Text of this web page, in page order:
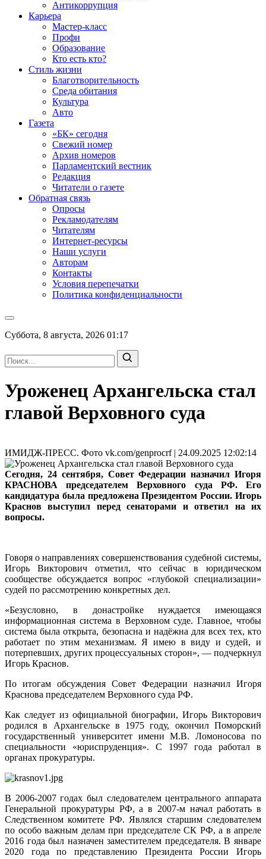
Антикоррупция
Карьера
Мастер-класс
Профи
Образование
Кто есть кто?
Стиль жизни
Благотворительность
Среда обитания
Культура
Авто
Газета
«БК» сегодня
Свежий номер
Архив номеров
Парламентский вестник
Редакция
Читатели о газете
Обратная связь
Опросы
Рекламодателям
Читателям
Интернет-ресурсы
Наши услуги
Авторам
Контакты
Условия перепечатки
Политика конфиденциальности
Суббота, 8 августа, 2026 01:17
Уроженец Архангельска стал
главой Верховного суда
ИМИДЖ-ПРЕСС. Фото vk.com/genprocrf | 24.09.2025 12:02:14
Сегодня, 24 сентября, Совет Федерации назначил Игоря
КРАСНОВА председателем Верховного суда РФ. Его
кандидатура была предложена Президентом России. Игорь
Краснов выступил перед сенаторами и ответил на их
вопросы.
Говоря о направлениях совершенствования судебной системы,
Игорь Викторович отметил, что сейчас в юридическом
сообществе обсуждается вопрос «глубокой специализации»
судей по рассмотрению конкретных дел.
«Безусловно, в донастройке нуждается имеющаяся
информационная система в Верховном суде. Главное, чтобы
система была открыта, безопасна и надёжна для всех тех, кто
работает по этим механизмам. Я имею в виду и судей, и
потерпевших, других процессуальных сторон», — подчеркнул
Игорь Краснов.
По итогам обсуждения Совет Федерации назначил Игоря
Краснова председателем Верховного суда РФ.
Как следует из официальной биографии, Игорь Викторович
родился в Архангельске в 1975 году, окончил Поморский
государственный университет имени М.В. Ломоносова по
специальности «юриспруденция». С 1997 года работал в
органах прокуратуры.
В 2006-2007 годах был следователем центрального аппарата
Генеральной прокуратуры РФ, а в 2007-м начал работать в
Следственном комитете РФ. Являлся старшим следователем
по особо важным делам при председателе СК РФ, а в апреле
2016 года был назначен заместителем председателя. В январе
2020 года по представлению Президента России Игорь